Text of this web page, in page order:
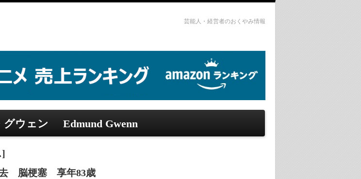
芸能人・経営者のおくやみ情報
グウェン Edmund Gwenn
]
脳梗塞 享年83歳